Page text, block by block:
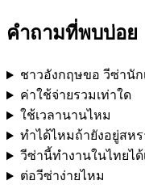
คำถามที่พบบ่อย
ชาวอังกฤษขอ วีซ่านัก
ค่าใช้จ่ายรวมเท่าใด
ใช้เวลานานไหม
ทำได้ไหมถ้ายังอยู่สห
วีซ่านี้ทำงานในไทยได้
ต่อวีซ่าง่ายไหม